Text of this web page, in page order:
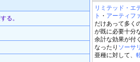
リミテッド・エ
ト ・ アーティフ
だけあって多く
が既に必要十分
余計な効果が付
なったり ソーサ
亜種に対して、
する。